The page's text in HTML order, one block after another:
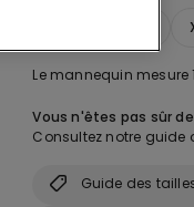
Le mannequin mesure
Vous n'êtes pas sûr
Consultez notre guide
Guide des